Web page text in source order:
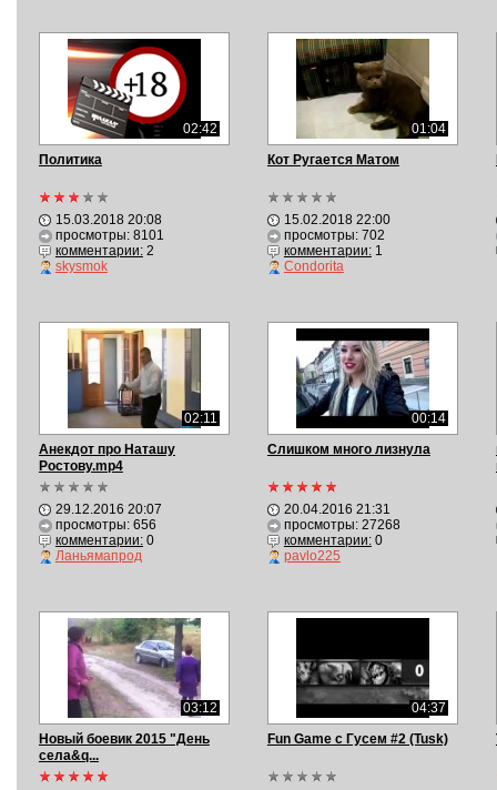
02:42
Политика
15.03.2018 20:08
просмотры: 8101
комментарии:2
skysmok
01:04
Кот Ругается Матом
15.02.2018 22:00
просмотры: 702
комментарии:1
Condorita
02:11
Анекдот про Наташу
Ростову.mp4
29.12.2016 20:07
просмотры: 656
комментарии:0
Ланьямапрод
00:14
Слишком много лизнула
20.04.2016 21:31
просмотры: 27268
комментарии:0
pavlo225
03:12
Новый боевик 2015 "День
села&q...
04:37
Fun Game c Гусем #2 (Tusk)